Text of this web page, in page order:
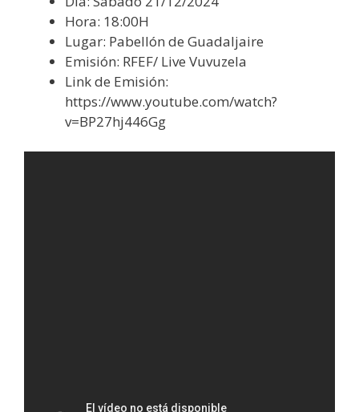
Hora: 18:00H
Lugar: Pabellón de Guadaljaire
Emisión: RFEF/ Live Vuvuzela
Link de Emisión:
https://www.youtube.com/watch?
v=BP27hj446Gg